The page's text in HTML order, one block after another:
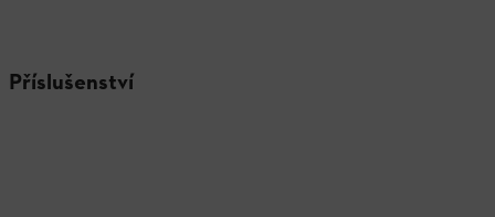
Příslušenství